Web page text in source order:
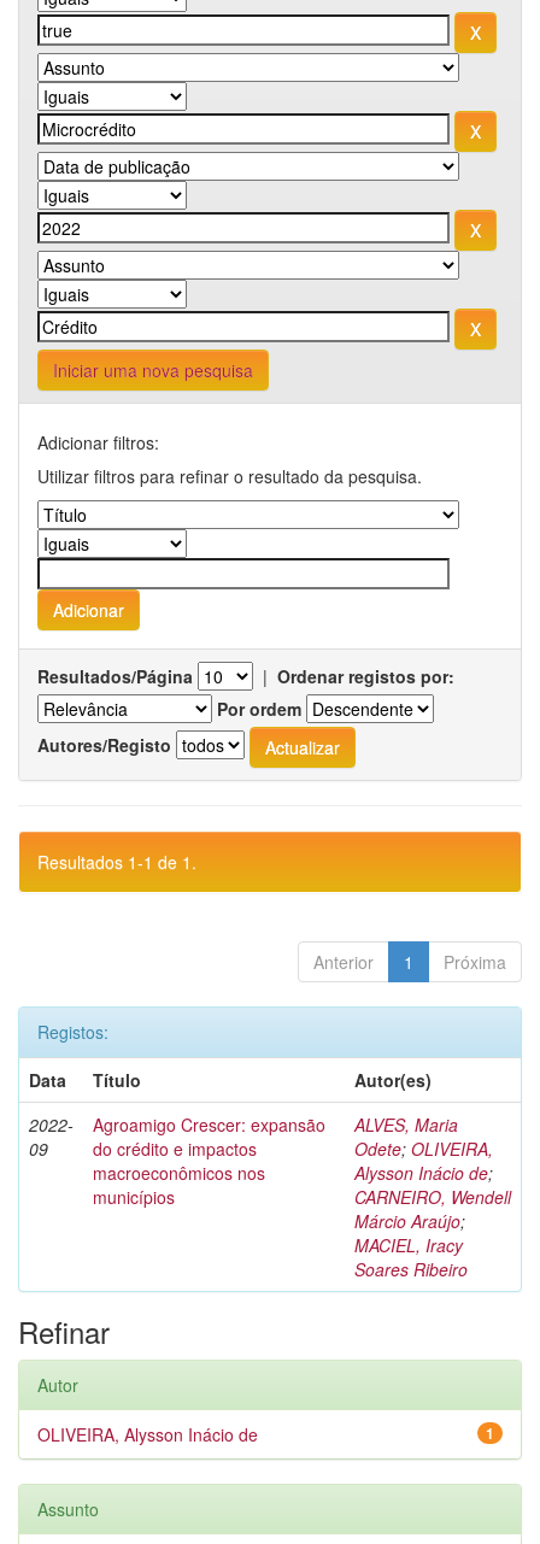
Iniciar uma nova pesquisa
Adicionar filtros:
Utilizar filtros para refinar o resultado da pesquisa.
Resultados/Página | Ordenar registos por:
Por ordem
Autores/Registo
Resultados 1-1 de 1.
Anterior 1 Próxima
Registos:
Data
Título
Autor(es)
2022-
09
Agroamigo Crescer: expansão
do crédito e impactos
macroeconômicos nos
municípios
ALVES, Maria
Odete; OLIVEIRA,
Alysson Inácio de;
CARNEIRO, Wendell
Márcio Araújo;
MACIEL, Iracy
Soares Ribeiro
Refinar
Autor
1
OLIVEIRA, Alysson Inácio de
Assunto